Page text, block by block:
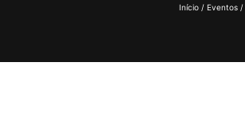
Início / Eventos /